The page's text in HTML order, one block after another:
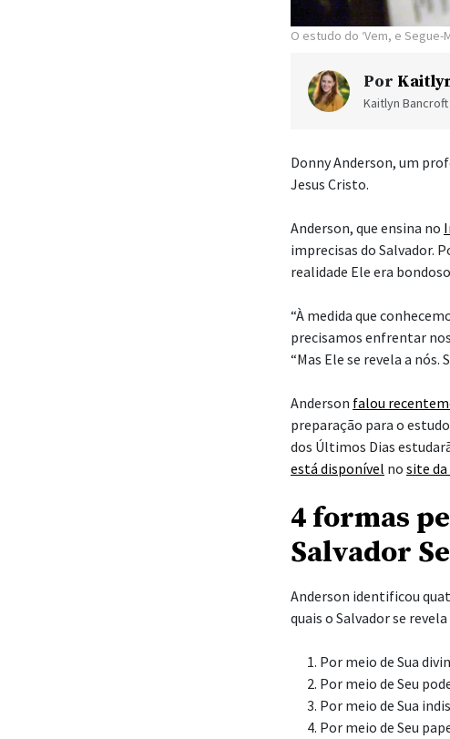
O estudo do ‘Vem, e
Por
Kaitlyn
Donny Anderson, um
Jesus Cristo.
Anderson, que ensina no
imprecisas do Salvador.
realidade Ele era
“À medida que
precisamos enfrentar
“Mas Ele se revela a
Anderson falou
preparação para o
dos Últimos Dias
está disponível no site
4 formas
Salvador
Anderson identificou
quais o Salvador se
Por meio de Sua
Por meio de Seu
Por meio de Sua
Por meio de Seu